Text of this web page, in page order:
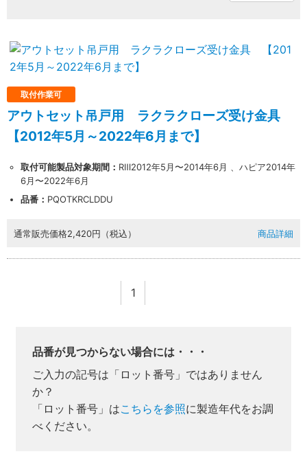
取付作業可
アウトセット吊戸用 ラクラクローズ受け金具
【2012年5月～2022年6月まで】
取付可能製品対象期間： RⅢ2012年5月〜2014年6月 、ハピア2014年
6月〜2022年6月
品番： PQOTKRCLDDU
通常販売価格2,420円（税込） 商品詳細
1
品番が見つからない場合には・・・
ご入力の記号は「ロット番号」ではありません
か？
「ロット番号」はこちらを参照に製造年代をお調
べください。
業者様向け商品とは